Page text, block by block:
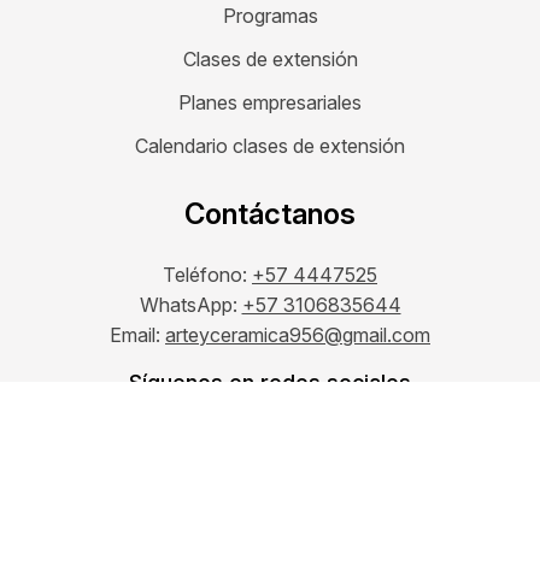
Programas
Clases de extensión
Planes empresariales
Calendario clases de extensión
Contáctanos
Teléfono: +57 4447525
WhatsApp: +57 3106835644
Email: arteyceramica956@gmail.com
Síguenos en redes sociales